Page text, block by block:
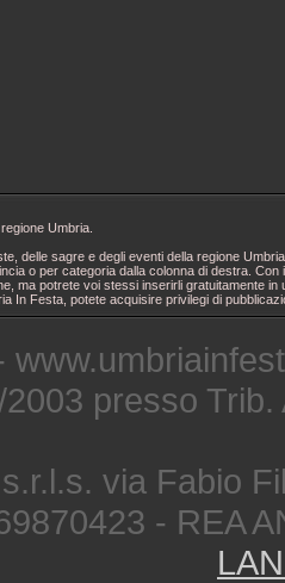
Umbria.
delle sagre e degli eventi della regione
o per categoria dalla colonna di destra.
ma potrete voi stessi inserirli gratuitamente
In Festa, potete acquisire privilegi di
presso
via Fabio
- REA